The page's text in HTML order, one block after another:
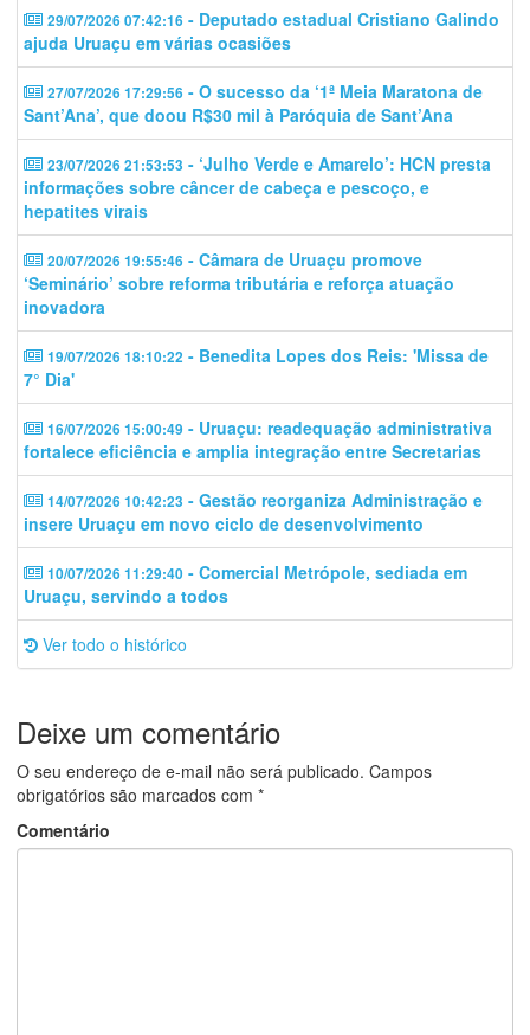
29/07/2026 07:42:16 - Deputado estadual Cristiano Galindo
ajuda Uruaçu em várias ocasiões
27/07/2026 17:29:56 - O sucesso da ‘1ª Meia Maratona de
Sant’Ana’, que doou R$30 mil à Paróquia de Sant’Ana
23/07/2026 21:53:53 - ‘Julho Verde e Amarelo’: HCN presta
informações sobre câncer de cabeça e pescoço, e
hepatites virais
20/07/2026 19:55:46 - Câmara de Uruaçu promove
‘Seminário’ sobre reforma tributária e reforça atuação
inovadora
19/07/2026 18:10:22 - Benedita Lopes dos Reis: 'Missa de
7° Dia'
16/07/2026 15:00:49 - Uruaçu: readequação administrativa
fortalece eficiência e amplia integração entre Secretarias
14/07/2026 10:42:23 - Gestão reorganiza Administração e
insere Uruaçu em novo ciclo de desenvolvimento
10/07/2026 11:29:40 - Comercial Metrópole, sediada em
Uruaçu, servindo a todos
Ver todo o histórico
Deixe um comentário
O seu endereço de e-mail não será publicado. Campos
obrigatórios são marcados com *
Comentário